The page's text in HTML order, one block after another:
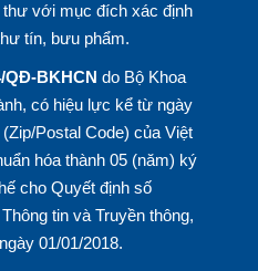
thư với mục đích xác định
tín, bưu phẩm.
QĐ-BKHCN do Bộ Khoa
có hiệu lực kể từ ngày
Postal Code) của Việt
hóa thành 05 (năm) ký
cho Quyết định số
tin và Truyền thông,
01/01/2018.